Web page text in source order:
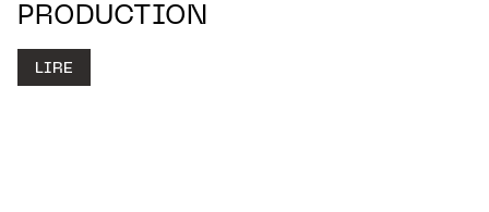
PRODUCTION
LIRE